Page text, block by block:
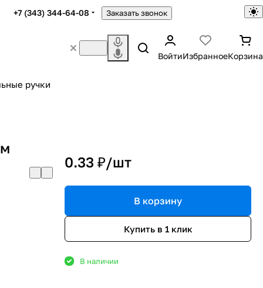
+7 (343) 344-64-08 Заказать звонок
ВойтиИзбранноеКорзина
ручки
0.33 ₽/шт
В корзину
Купить в 1 клик
В наличии